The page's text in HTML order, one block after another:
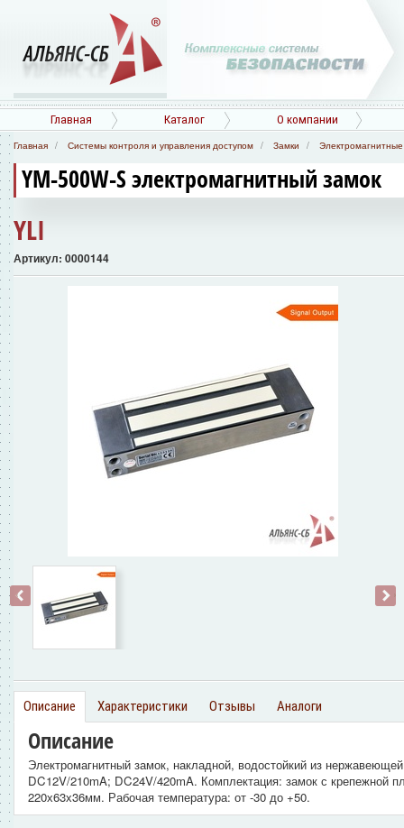
Главная Каталог О компании
Главная Системы контроля и управления доступом Замки
YM-500W-S электромагнитный замок
YLI
Артикул: 0000144
‹ ›
Описание Характеристики Отзывы Аналоги
Описание
Электромагнитный замок, накладной, водостойкий из
DC12V/210mA; DC24V/420mA. Комплектация: замок с крепежной
220х63х36мм. Рабочая температура: от -30 до +50.